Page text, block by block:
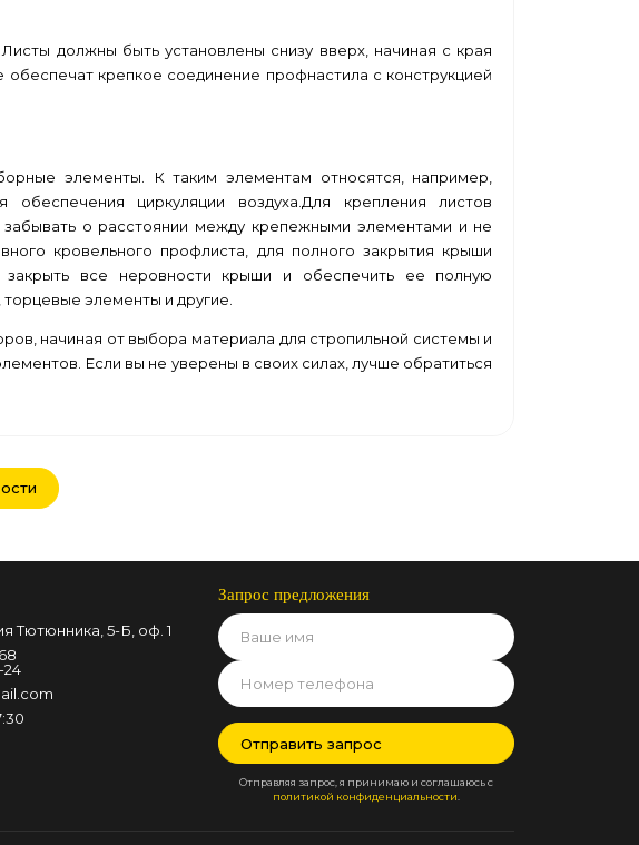
должны быть установлены снизу вверх, начиная с края
крепкое соединение профнастила с конструкцией
элементы. К таким элементам относятся, например,
циркуляции воздуха.Для крепления листов
о расстоянии между крепежными элементами и не
кровельного профлиста, для полного закрытия крыши
все неровности крыши и обеспечить ее полную
элементы и другие.
начиная от выбора материала для стропильной системы и
Если вы не уверены в своих силах, лучше обратиться
Тютюнника, 5-Б, оф. 1
24
Запрос предложения
Отправляя запрос, я принимаю и соглашаюсь с
политикой конфиденциальности